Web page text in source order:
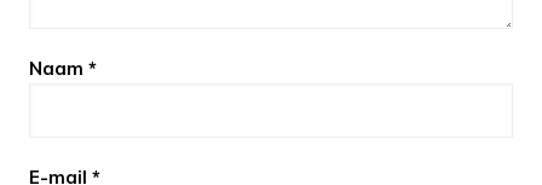
Naam *
E-mail *